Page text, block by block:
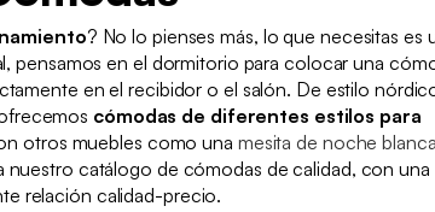
? No lo pienses más, lo que necesitas es
pensamos en el dormitorio para colocar una
en el recibidor o el salón. De estilo
cómodas de diferentes estilos para
otros muebles como una mesita de noche blanca
nuestro catálogo de cómodas de calidad, con una
relación calidad-precio.